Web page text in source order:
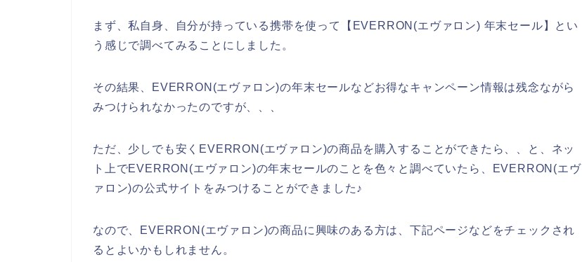
まず、私自身、自分が持っている携帯を使って【EVERRON(エヴァロン) 年末セール】とい
う感じで調べてみることにしました。
その結果、EVERRON(エヴァロン)の年末セールなどお得なキャンペーン情報は残念ながら
みつけられなかったのですが、、、
ただ、少しでも安くEVERRON(エヴァロン)の商品を購入することができたら、、と、ネッ
ト上でEVERRON(エヴァロン)の年末セールのことを色々と調べていたら、EVERRON(エヴ
ァロン)の公式サイトをみつけることができました♪
なので、EVERRON(エヴァロン)の商品に興味のある方は、下記ページなどをチェックされ
るとよいかもしれません。